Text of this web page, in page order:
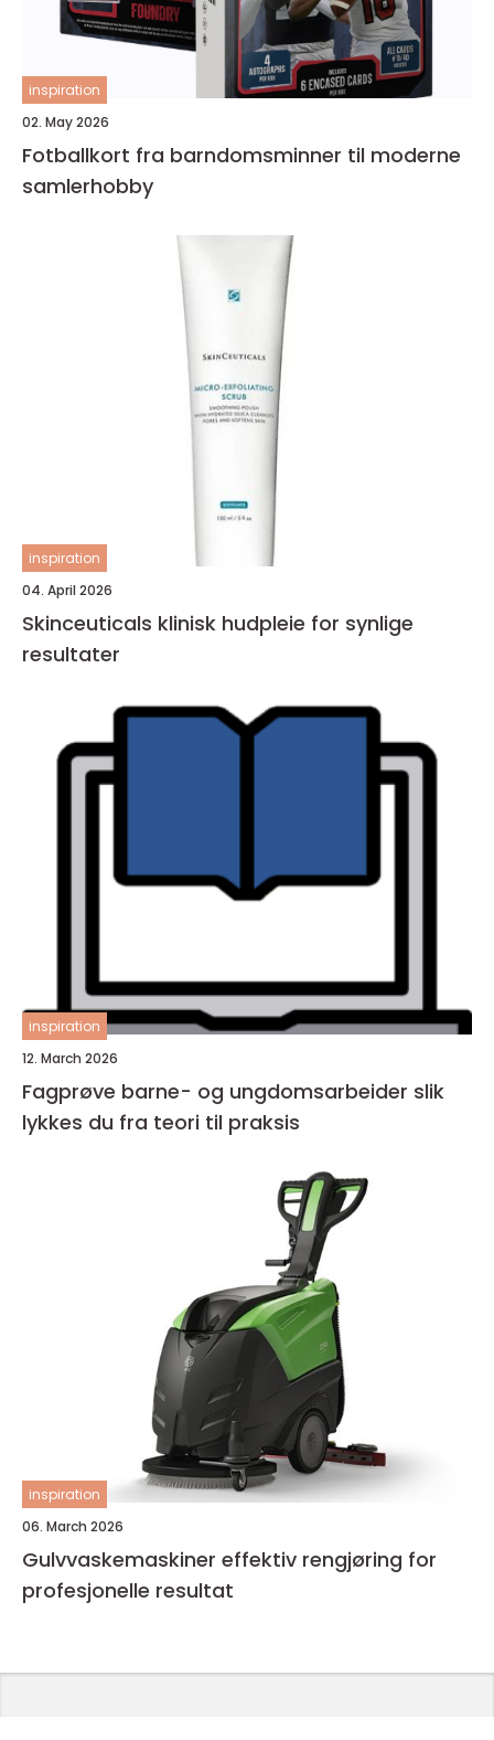
inspiration
02. May 2026
Fotballkort fra barndomsminner til moderne
samlerhobby
inspiration
04. April 2026
Skinceuticals klinisk hudpleie for synlige
resultater
inspiration
12. March 2026
Fagprøve barne- og ungdomsarbeider slik
lykkes du fra teori til praksis
inspiration
06. March 2026
Gulvvaskemaskiner effektiv rengjøring for
profesjonelle resultat